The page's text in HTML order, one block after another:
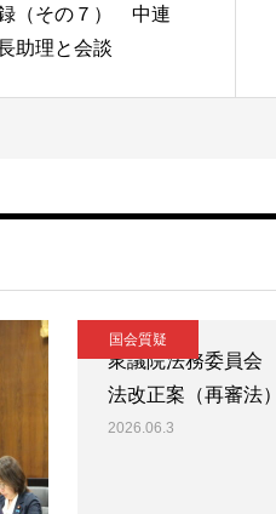
（その７） 中連
助理と会談
国会質疑
衆議院法務委員
法改正案（再審法
2026.06.3